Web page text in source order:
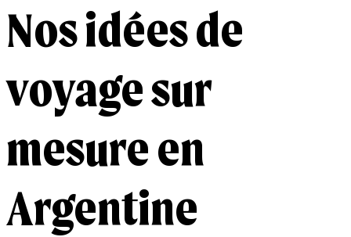
Nos idées de
voyage sur
mesure en
Argentine